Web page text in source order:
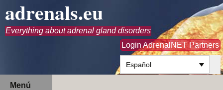
adrenals.eu
Everything about adrenal gland disorders
Login AdrenalNET Partners
Español
Menú